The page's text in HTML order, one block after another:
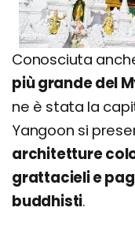
Conosciuta
più grande del
ne è stata la
Yangoon si
architetture
grattacieli e
buddhisti.